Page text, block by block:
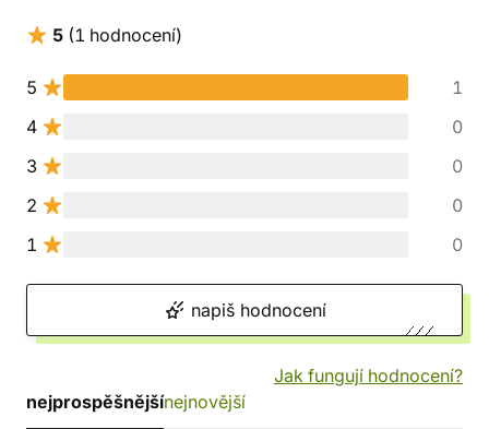
5 (1 hodnocení)
5
1
4
0
3
0
2
0
1
0
napiš hodnocení
Jak fungují hodnocení?
nejprospěšnějšínejnovější